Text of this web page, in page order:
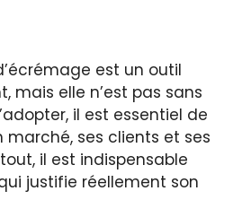
est un outil
mais elle n’est pas sans
il est essentiel de
ses clients et ses
il est indispensable
justifie réellement son